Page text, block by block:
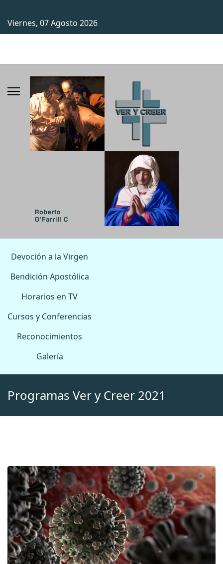
Viernes, 07 Agosto 2026
Devoción a la Virgen
Bendición Apostólica
Horarios en TV
Cursos y Conferencias
Reconocimientos
Galería
Programas Ver y Creer 2021